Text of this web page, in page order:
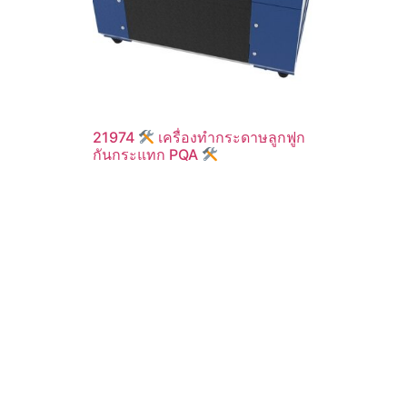
21974
เครื่องทำกระดาษลูกฟูก
กันกระแทก PQA